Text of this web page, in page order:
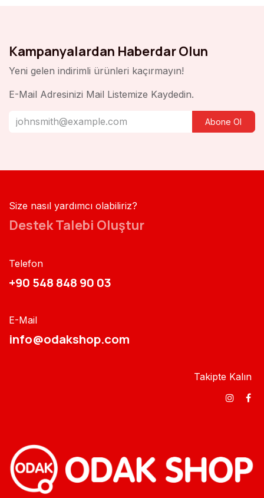
Kampanyalardan Haberdar Olun
Yeni gelen indirimli ürünleri kaçırmayın!
E-Mail Adresinizi Mail Listemize Kaydedin.
Abone Ol
Size nasıl yardımcı olabiliriz?
Destek Talebi Oluştur
Telefon
+90 548 848 90 03​​
E-Mail
info@odakshop.com​
Takipte Kalın